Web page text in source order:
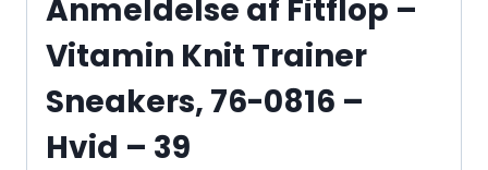
Anmeldelse af Fitflop –
Vitamin Knit Trainer
Sneakers, 76-0816 –
Hvid – 39